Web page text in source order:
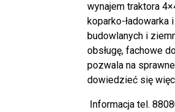
wynajem traktora
koparko-ładowarka
budowlanych i
obsługę, fachowe
pozwala na
dowiedzieć się
Informacja tel.